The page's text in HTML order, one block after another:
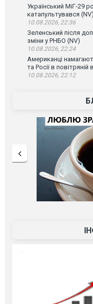
Український МіГ-29
катапультувався (NV)
10.08.2026, 22:36
Зеленський після
зміни у РНБО (NV)
10.08.2026, 22:24
Американці
та Росії в повітряній
10.08.2026, 22:12